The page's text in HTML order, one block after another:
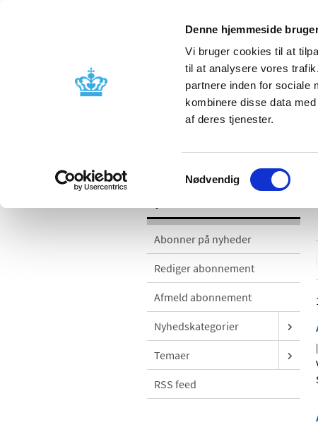
Denne hjemmeside
Vi bruger cookies til at
til at analysere vores
partnere inden for sociale
kombinere disse data
af deres tjenester.
Samtykkevalg
Nødvendig
Godkendelse og
Bivirkninger
Abonner på nyheder
Rediger abonnement
Afmeld abonnement
Nyhedskategorier
Temaer
RSS feed